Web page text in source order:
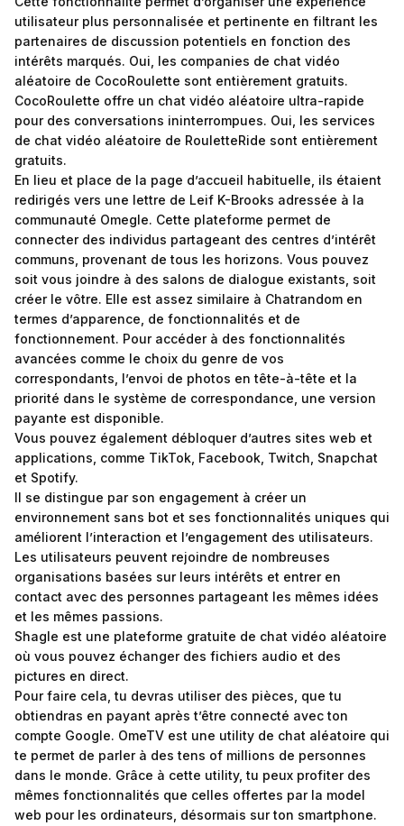
utilisateur plus personnalisée et pertinente en filtrant les
partenaires de discussion potentiels en fonction des
intérêts marqués. Oui, les companies de chat vidéo
aléatoire de CocoRoulette sont entièrement gratuits.
CocoRoulette offre un chat vidéo aléatoire ultra-rapide
pour des conversations ininterrompues. Oui, les services
de chat vidéo aléatoire de RouletteRide sont entièrement
gratuits.
En lieu et place de la page d’accueil habituelle, ils étaient
redirigés vers une lettre de Leif K-Brooks adressée à la
communauté Omegle. Cette plateforme permet de
connecter des individus partageant des centres d’intérêt
communs, provenant de tous les horizons. Vous pouvez
soit vous joindre à des salons de dialogue existants, soit
créer le vôtre. Elle est assez similaire à Chatrandom en
termes d’apparence, de fonctionnalités et de
fonctionnement. Pour accéder à des fonctionnalités
avancées comme le choix du genre de vos
correspondants, l’envoi de photos en tête-à-tête et la
priorité dans le système de correspondance, une version
payante est disponible.
Vous pouvez également débloquer d’autres sites web et
applications, comme TikTok, Facebook, Twitch, Snapchat
et Spotify.
Il se distingue par son engagement à créer un
environnement sans bot et ses fonctionnalités uniques qui
améliorent l’interaction et l’engagement des utilisateurs.
Les utilisateurs peuvent rejoindre de nombreuses
organisations basées sur leurs intérêts et entrer en
contact avec des personnes partageant les mêmes idées
et les mêmes passions.
Shagle est une plateforme gratuite de chat vidéo aléatoire
où vous pouvez échanger des fichiers audio et des
pictures en direct.
Pour faire cela, tu devras utiliser des pièces, que tu
obtiendras en payant après t’être connecté avec ton
compte Google. OmeTV est une utility de chat aléatoire qui
te permet de parler à des tens of millions de personnes
dans le monde. Grâce à cette utility, tu peux profiter des
mêmes fonctionnalités que celles offertes par la model
web pour les ordinateurs, désormais sur ton smartphone.